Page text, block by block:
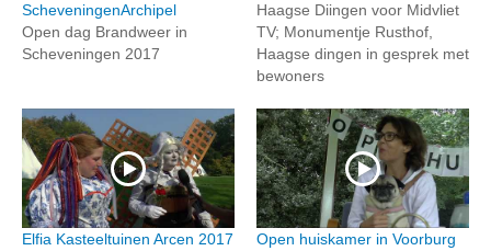
ScheveningenArchipel
Open dag Brandweer in
Scheveningen 2017
Haagse Diingen voor Midvliet
TV; Monumentje Rusthof,
Haagse dingen in gesprek met
bewoners
Elfia Kasteeltuinen Arcen 2017 Open huiskamer in Voorburg